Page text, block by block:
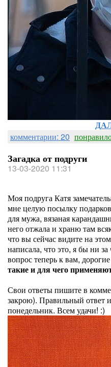
комментарии: 20
Загадка от подруги
13-03-2020 11:31
Моя подруга Катя
мне целую посылку
для мужа, вязаная
него отжала и храню там
что вы сейчас видите на
написала, что это, я бы ни
вопрос теперь к вам, дорогие
такие и для чего
Свои ответы пишите в
закрою). Правильный ответ
понедельник. Всем удачи! :)